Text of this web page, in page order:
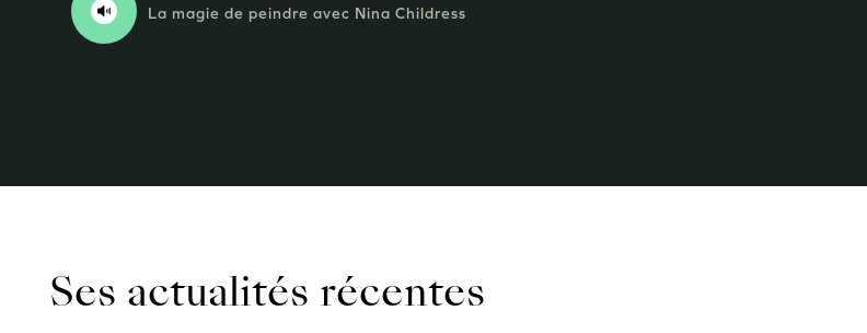
La magie de peindre avec Nina Childress
Ses actualités récentes